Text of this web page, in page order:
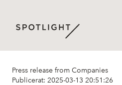
Press release from Companies
Publicerat: 2025-03-13 20:51:26